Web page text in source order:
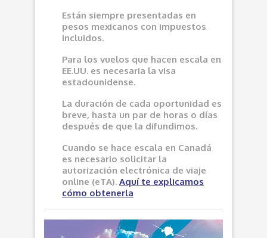
Están siempre presentadas en
pesos mexicanos con impuestos
incluidos.
Para los vuelos que hacen escala en
EE.UU. es necesaria la visa
estadounidense.
La duración de cada oportunidad es
breve, hasta un par de horas o días
después de que la difundimos.
Cuando se hace escala en Canadá
es necesario solicitar la
autorización electrónica de viaje
online (eTA). Aquí te explicamos
cómo obtenerla